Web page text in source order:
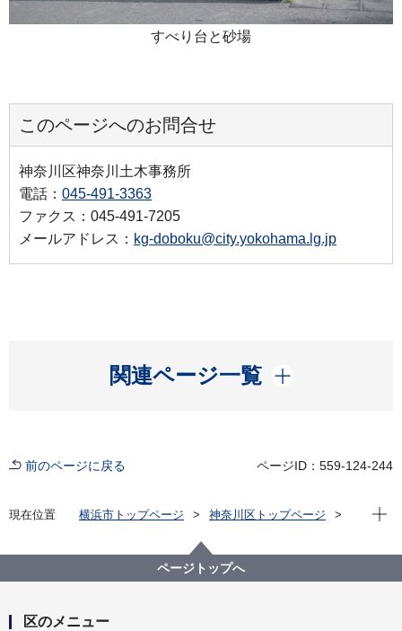
すべり台と砂場
このページへのお問合せ
神奈川区神奈川土木事務所
電話： 045-491-3363
ファクス：045-491-7205
メールアドレス： kg-doboku@city.yokohama.lg.jp
関連ページ一覧
開く
前のページに戻る ページID：559-124-244
現在位置 横浜市トップページ
神奈川区トップページ
神奈川通公園（かながわどおりこうえん）
現在
ページトップへ
区のメニュー